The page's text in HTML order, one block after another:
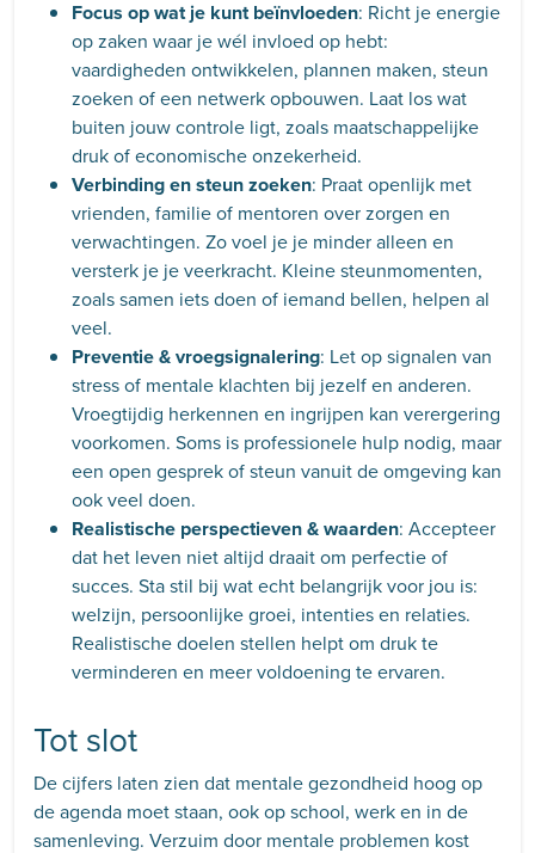
Focus op wat je kunt beïnvloeden: Richt je energie
op zaken waar je wél invloed op hebt:
vaardigheden ontwikkelen, plannen maken, steun
zoeken of een netwerk opbouwen. Laat los wat
buiten jouw controle ligt, zoals maatschappelijke
druk of economische onzekerheid.
Verbinding en steun zoeken: Praat openlijk met
vrienden, familie of mentoren over zorgen en
verwachtingen. Zo voel je je minder alleen en
versterk je je veerkracht. Kleine steunmomenten,
zoals samen iets doen of iemand bellen, helpen al
veel.
Preventie & vroegsignalering: Let op signalen van
stress of mentale klachten bij jezelf en anderen.
Vroegtijdig herkennen en ingrijpen kan verergering
voorkomen. Soms is professionele hulp nodig, maar
een open gesprek of steun vanuit de omgeving kan
ook veel doen.
Realistische perspectieven & waarden: Accepteer
dat het leven niet altijd draait om perfectie of
succes. Sta stil bij wat echt belangrijk voor jou is:
welzijn, persoonlijke groei, intenties en relaties.
Realistische doelen stellen helpt om druk te
verminderen en meer voldoening te ervaren.
Tot slot
De cijfers laten zien dat mentale gezondheid hoog op
de agenda moet staan, ook op school, werk en in de
samenleving. Verzuim door mentale problemen kost